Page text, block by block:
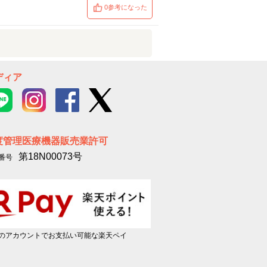
0参考になった
ィア
管理医療機器販売業許可
号 第18N00073号
アカウントでお支払い可能な楽天ペイ